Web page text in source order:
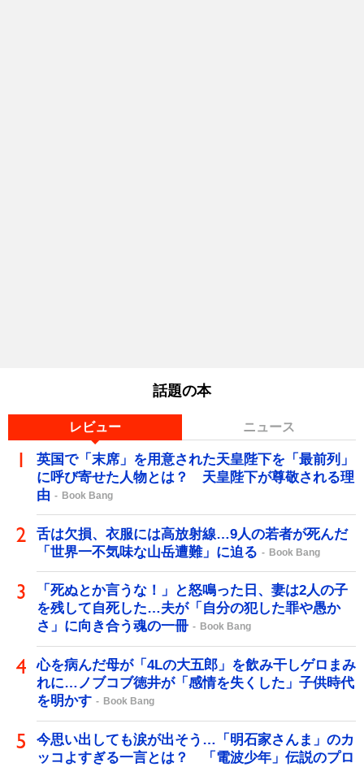
話題の本
レビュー ニュース
英国で「末席」を用意された天皇陛下を「最前列」
に呼び寄せた人物とは？ 天皇陛下が尊敬される理
由
Book Bang
舌は欠損、衣服には高放射線…9人の若者が死んだ
「世界一不気味な山岳遭難」に迫る
Book Bang
「死ぬとか言うな！」と怒鳴った日、妻は2人の子
を残して自死した…夫が「自分の犯した罪や愚か
さ」に向き合う魂の一冊
Book Bang
心を病んだ母が「4Lの大五郎」を飲み干しゲロまみ
れに…ノブコブ徳井が「感情を失くした」子供時代
を明かす
Book Bang
今思い出しても涙が出そう…「明石家さんま」のカ
ッコよすぎる一言とは？ 「電波少年」伝説のプロ